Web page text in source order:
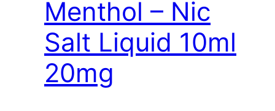
Menthol – Nic
Salt Liquid 10ml
20mg